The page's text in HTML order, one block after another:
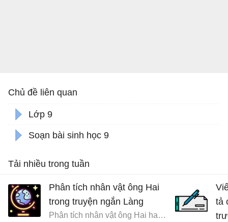
Chủ đề liên quan
Lớp 9
Soạn bài sinh học 9
Tải nhiều trong tuần
Phân tích nhân vật ông Hai
trong truyện ngắn Làng
Phân tích nhân vật ông Hai hay nhất
tả